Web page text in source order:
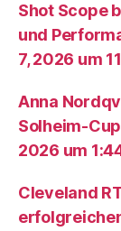
Shot Scope
und
7, 2026 um
Anna
Solheim-
2026 um
Cleveland